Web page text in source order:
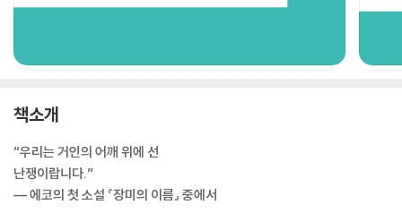
책소개
“우리는 거인의 어깨 위에 선
난쟁이랍니다.”
― 에코의 첫 소설 『장미의 이름』 중에서